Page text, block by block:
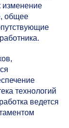
изменение
общее
технологий
ведется